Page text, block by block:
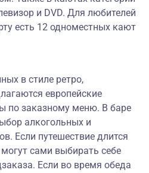
и DVD. Для любителей
есть 12 одноместных кают
в стиле ретро,
европейские
по заказному меню. В баре
алкогольных и
Если путешествие длится
сами выбирать себе
Если во время обеда